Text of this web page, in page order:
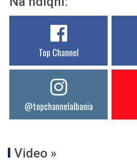
Top Channel
@topchannelalbania
Video »